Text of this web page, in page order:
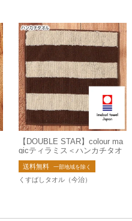
【DOUBLE STAR】colour ma
gicティラミス＜ハンカチタオ
ル＞【日本製】【今治タオ
ル】【ジャガード】
送料無料 一部地域を除く
くすばしタオル（今治）